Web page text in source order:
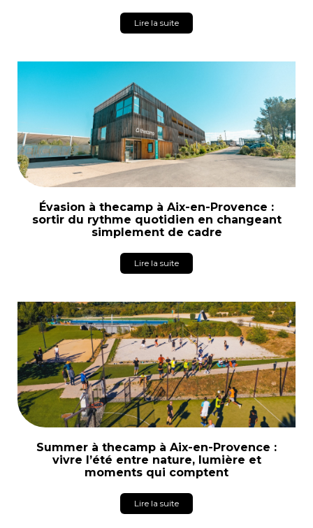
Lire la suite
Évasion à thecamp à Aix-en-Provence :
sortir du rythme quotidien en changeant
simplement de cadre
Lire la suite
Summer à thecamp à Aix-en-Provence :
vivre l’été entre nature, lumière et
moments qui comptent
Lire la suite